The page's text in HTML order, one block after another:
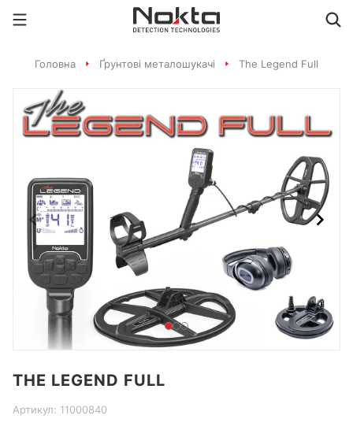
Головна Ґрунтові металошукачі The Legend Full
1
of
THE LEGEND FULL
Артикул: 11000840